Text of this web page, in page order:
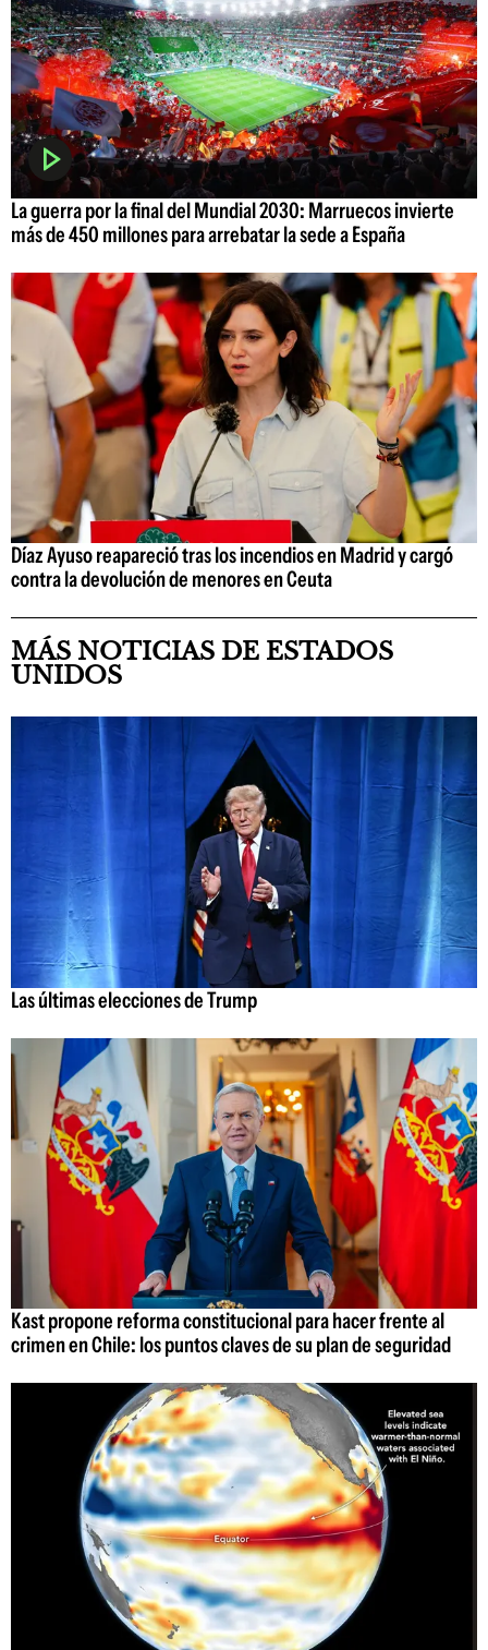
La guerra por la final del Mundial 2030: Marruecos invierte
más de 450 millones para arrebatar la sede a España
Díaz Ayuso reapareció tras los incendios en Madrid y cargó
contra la devolución de menores en Ceuta
MÁS NOTICIAS DE ESTADOS
UNIDOS
Las últimas elecciones de Trump
Kast propone reforma constitucional para hacer frente al
crimen en Chile: los puntos claves de su plan de seguridad